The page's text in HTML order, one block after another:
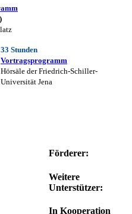
33 Stunden
Vortragsprogramm
Hörsäle der Friedrich-Schiller-
Universität Jena
Förderer:
Weitere
Unterstützer:
In Kooperation